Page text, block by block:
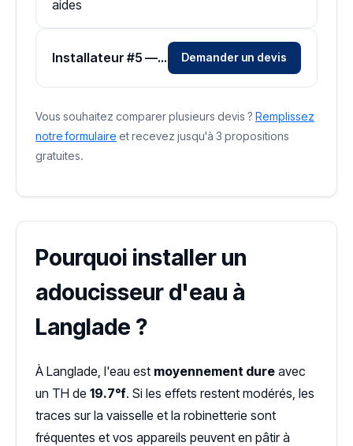
aides
Installateur #5 — Zone Gard Demander un devis
Vous souhaitez comparer plusieurs devis ? Remplissez
notre formulaire et recevez jusqu'à 3 propositions
gratuites.
Pourquoi installer un
adoucisseur d'eau à
Langlade ?
À Langlade, l'eau est moyennement dure avec
un TH de 19.7°f. Si les effets restent modérés, les
traces sur la vaisselle et la robinetterie sont
fréquentes et vos appareils peuvent en pâtir à